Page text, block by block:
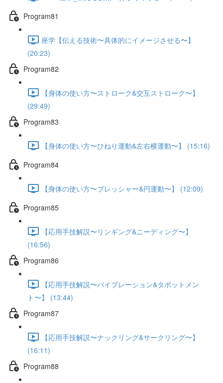
Program81
座学【伝える技術〜具体的にイメージさせる〜】
(20:23)
Program82
【身体の使い方〜ストローク&交互ストローク〜】
(29:49)
Program83
【身体の使い方〜ひねり運動&左右横運動〜】 (15:16)
Program84
【身体の使い方〜プレッシャー&円運動〜】 (12:09)
Program85
【応用手技解説〜リンギング&ニーディング〜】
(16:56)
Program86
【応用手技解説〜バイブレーション&タポットメン
ト〜】 (13:44)
Program87
【応用手技解説〜ナックリング&サークリング〜】
(16:11)
Program88